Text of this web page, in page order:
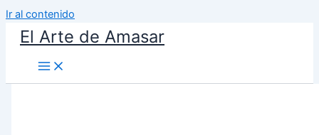
Ir al contenido
El Arte de Amasar